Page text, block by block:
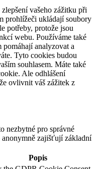
vašeho zážitku při
prohlížeči ukládají soubory
potřeby, protože jsou
webu. Používáme také
pomáhají analyzovat a
Tyto cookies budou
souhlasem. Máte také
Ale odhlášení
ovlivnit váš zážitek z
nezbytné pro správné
zajišťují základní
Popis